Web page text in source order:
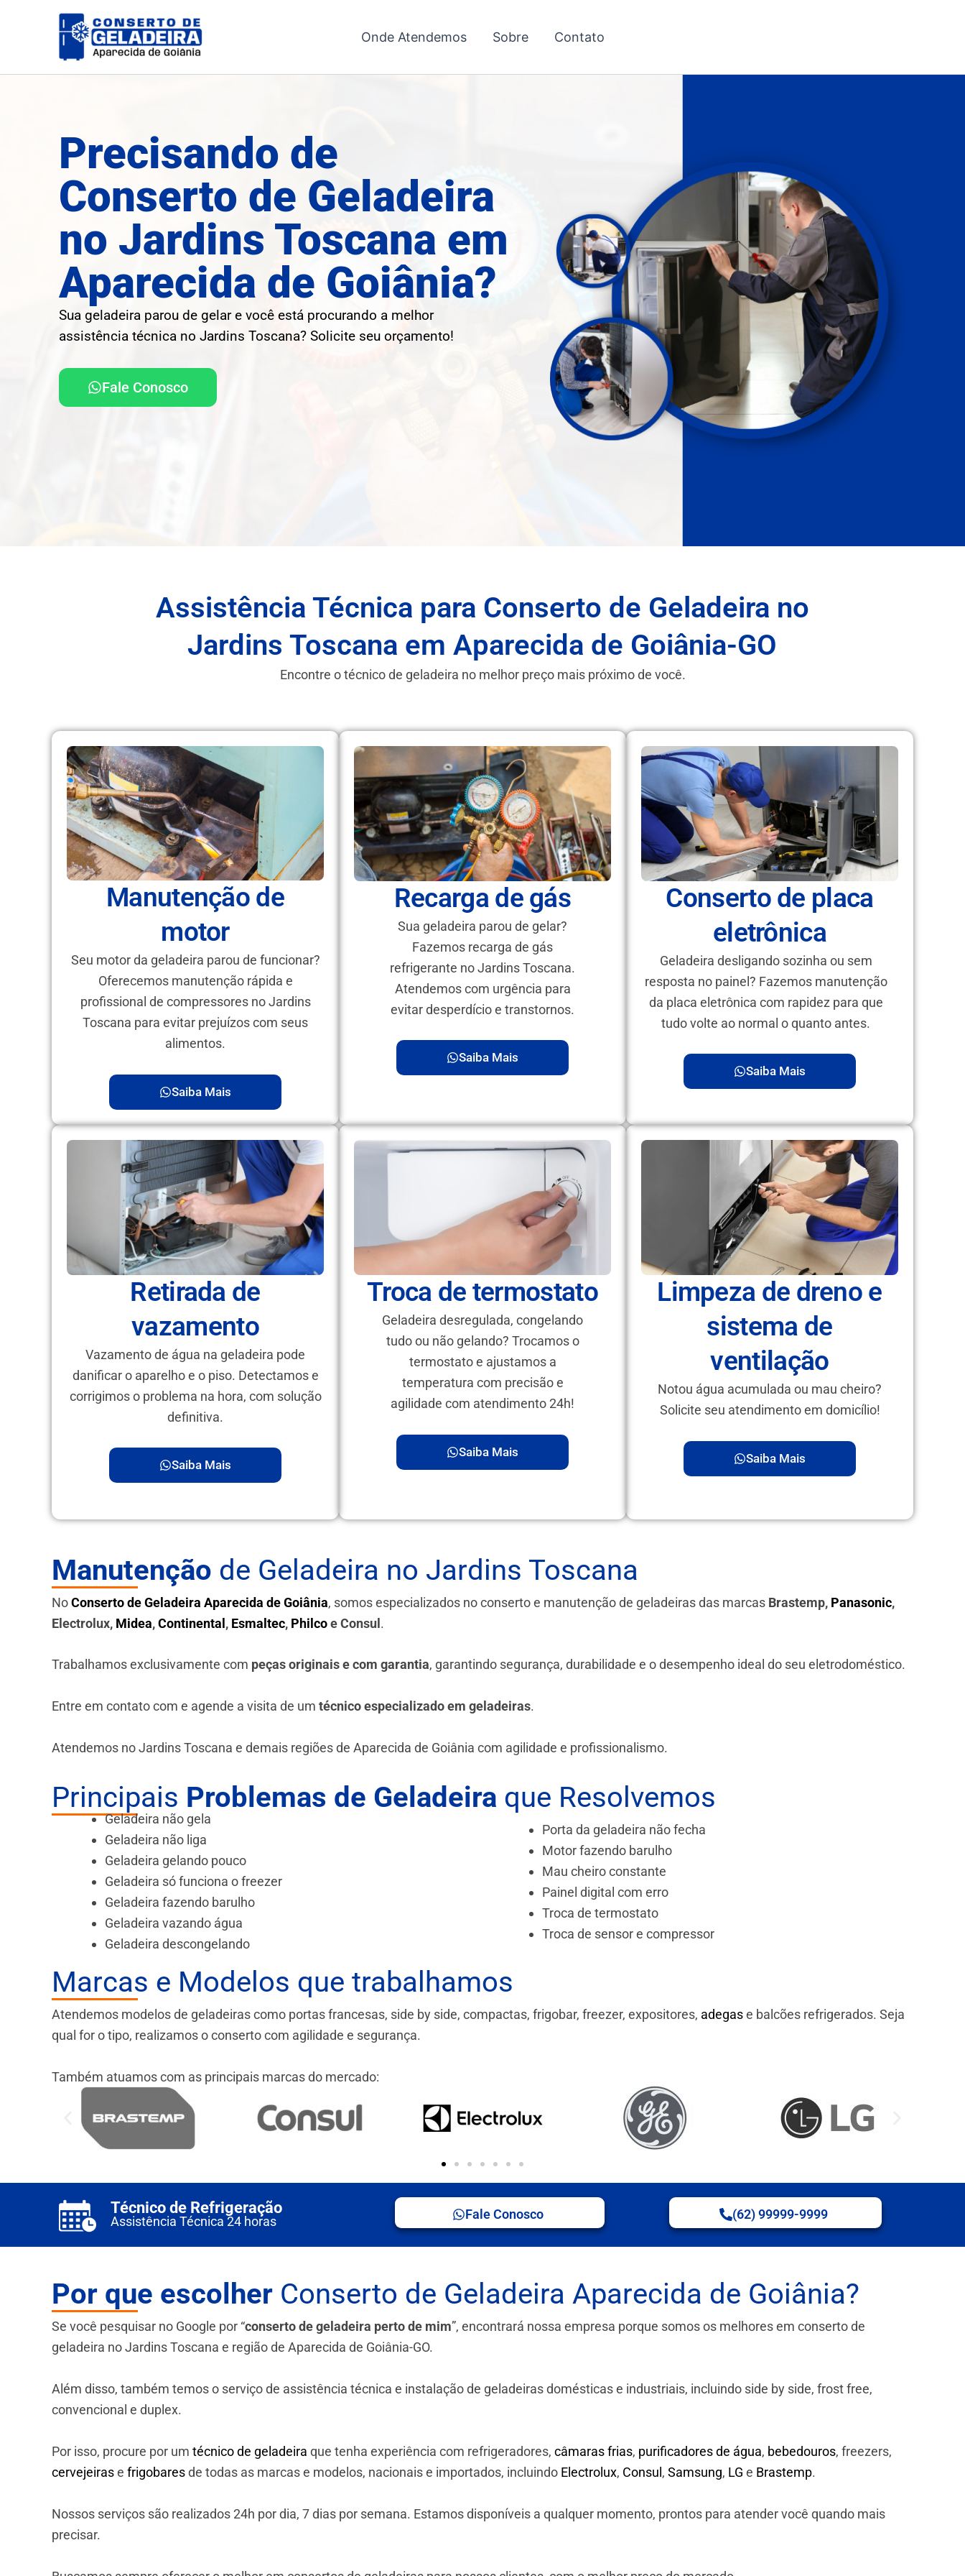
conteúdo
Onde Atendemos Sobre Contato
Precisando de
Conserto de Geladeira
no Jardins Toscana em
Aparecida de Goiânia?
Sua geladeira parou de gelar e você está procurando a melhor
assistência técnica no Jardins Toscana? Solicite seu orçamento!
Fale Conosco
Assistência Técnica para Conserto de Geladeira no
Jardins Toscana em Aparecida de Goiânia-GO
Encontre o técnico de geladeira no melhor preço mais próximo de você.
Manutenção de
motor
Seu motor da geladeira parou de funcionar?
Oferecemos manutenção rápida e
profissional de compressores no Jardins
Toscana para evitar prejuízos com seus
alimentos.
Saiba Mais
Recarga de gás
Sua geladeira parou de gelar?
Fazemos recarga de gás
refrigerante no Jardins Toscana.
Atendemos com urgência para
evitar desperdício e transtornos.
Saiba Mais
Conserto de placa
eletrônica
Geladeira desligando sozinha ou sem
resposta no painel? Fazemos manutenção
da placa eletrônica com rapidez para que
tudo volte ao normal o quanto antes.
Saiba Mais
Retirada de
vazamento
Vazamento de água na geladeira pode
danificar o aparelho e o piso. Detectamos e
corrigimos o problema na hora, com solução
definitiva.
Saiba Mais
Troca de termostato
Geladeira desregulada, congelando
tudo ou não gelando? Trocamos o
termostato e ajustamos a
temperatura com precisão e
agilidade com atendimento 24h!
Saiba Mais
Limpeza de dreno e
sistema de
ventilação
Notou água acumulada ou mau cheiro?
Solicite seu atendimento em domicílio!
Saiba Mais
Manutenção de Geladeira no Jardins Toscana
NoConserto de Geladeira Aparecida de Goiânia, somos especializados no conserto e manutenção de geladeiras das marcas Brastemp, Panasonic,
Electrolux, Midea,Continental, Esmaltec, Philcoe Consul.
Trabalhamos exclusivamente com peças originais e com garantia, garantindo segurança, durabilidade e o desempenho ideal do seu eletrodoméstico.
Entre em contato com e agende a visita de um técnico especializado em geladeiras.
Atendemos no Jardins Toscana e demais regiões de Aparecida de Goiânia com agilidade e profissionalismo.
Principais Problemas de Geladeira que Resolvemos
Geladeira não gela
Geladeira não liga
Geladeira gelando pouco
Geladeira só funciona o freezer
Geladeira fazendo barulho
Geladeira vazando água
Geladeira descongelando
Porta da geladeira não fecha
Motor fazendo barulho
Mau cheiro constante
Painel digital com erro
Troca de termostato
Troca de sensor e compressor
Marcas e Modelos que trabalhamos
Atendemos modelos de geladeiras como portas francesas, side by side, compactas, frigobar, freezer, expositores, adegase balcões refrigerados. Seja
qual for o tipo, realizamos o conserto com agilidade e segurança.
Também atuamos com as principais marcas do mercado:
Técnico de Refrigeração
Assistência Técnica 24 horas Fale Conosco (62) 99999-9999
Por que escolher Conserto de Geladeira Aparecida de Goiânia?
Se você pesquisar no Google por “conserto de geladeira perto de mim”, encontrará nossa empresa porque somos os melhores em conserto de
geladeira no Jardins Toscana e região de Aparecida de Goiânia-GO.
Além disso, também temos o serviço de assistência técnica e instalação de geladeiras domésticas e industriais, incluindo side by side, frost free,
convencional e duplex.
Por isso, procure por um técnico de geladeira que tenha experiência com refrigeradores, câmaras frias, purificadores de água, bebedouros, freezers,
cervejeirase frigobaresde todas as marcas e modelos, nacionais e importados, incluindo Electrolux, Consul , Samsung, LG e Brastemp.
Nossos serviços são realizados 24h por dia, 7 dias por semana. Estamos disponíveis a qualquer momento, prontos para atender você quando mais
precisar.